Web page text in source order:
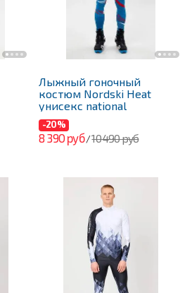
Лыжный гоночный
костюм Nordski Heat
унисекс national
-20%
8 390 руб/10 490 руб